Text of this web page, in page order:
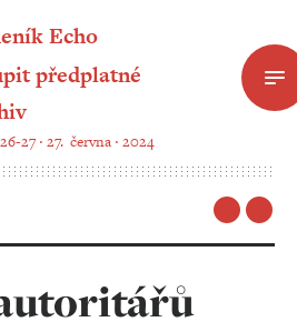
Echo
předplatné
27 ‧ 27. června ‧ 2024